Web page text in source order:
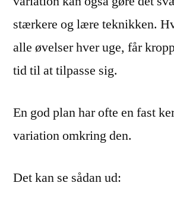
stærkere og lære teknikken.
alle øvelser hver uge, får
tid til at tilpasse sig.
En god plan har ofte en fast
variation omkring den.
Det kan se sådan ud: